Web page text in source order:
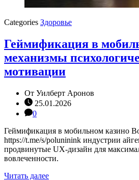
Categories Здоровье
Геймификация в
механизмы
мотивации
От Уилберт Аронов
25.01.2026
0
Геймификация в мобильном казино
https://t.me/s/poluninink индустрии
продвинутые UX-дизайн для
вовлеченности.
Читать далее